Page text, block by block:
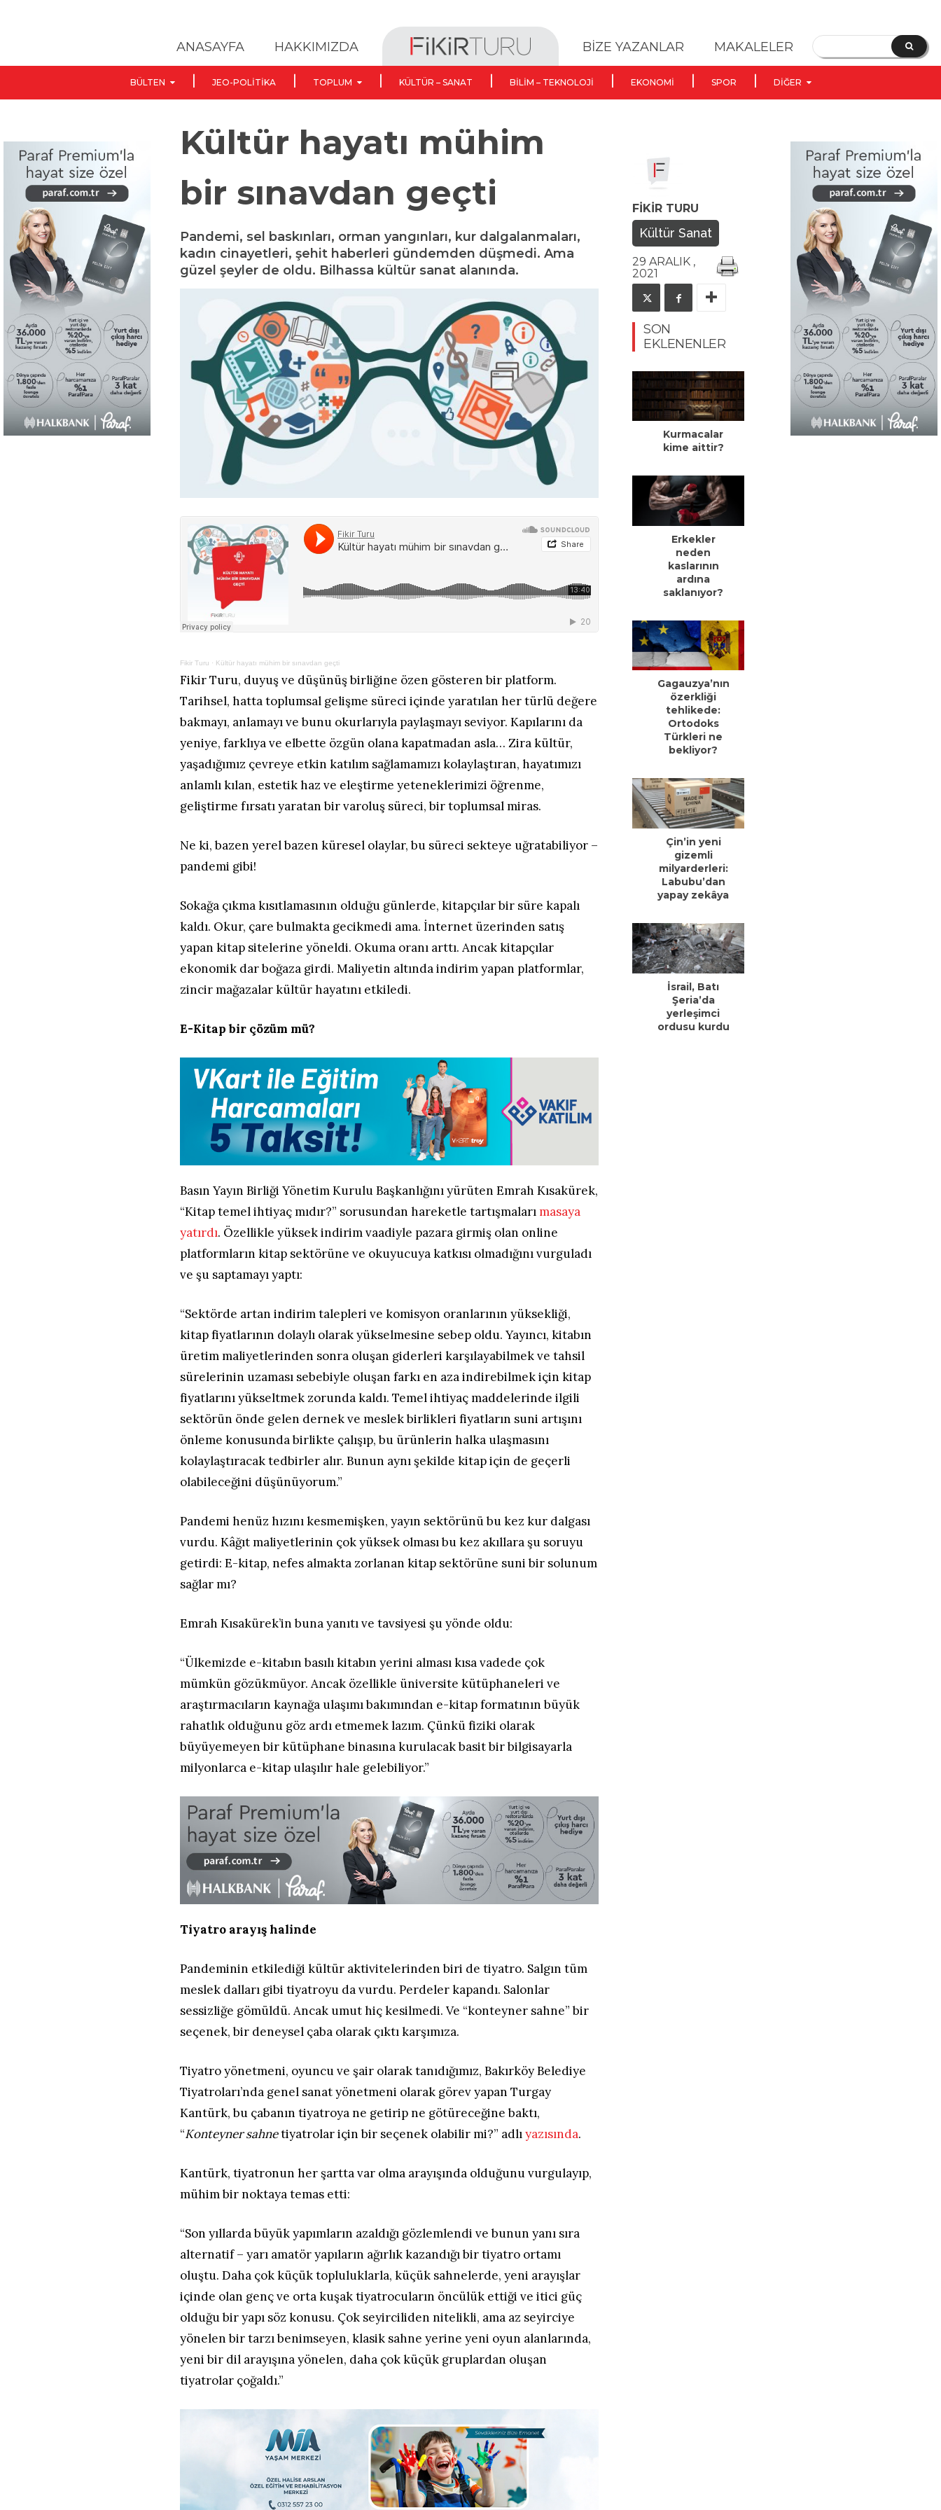
ANASAYFA HAKKIMIZDA BİZE YAZANLAR MAKALELER
BÜLTEN JEO-POLITIKA TOPLUM KÜLTÜR – SANAT BILIM – TEKNOLOJI EKONOMI SPOR DIĞER
Kültür hayatı mühim
bir sınavdan geçti
Pandemi, sel baskınları, orman yangınları, kur dalgalanmaları,
kadın cinayetleri, şehit haberleri gündemden düşmedi. Ama
güzel şeyler de oldu. Bilhassa kültür sanat alanında.
Fikir Turu · Kültür hayatı mühim bir sınavdan geçti
Fikir Turu, duyuş ve düşünüş birliğine özen gösteren bir platform.
Tarihsel, hatta toplumsal gelişme süreci içinde yaratılan her türlü değere
bakmayı, anlamayı ve bunu okurlarıyla paylaşmayı seviyor. Kapılarını da
yeniye, farklıya ve elbette özgün olana kapatmadan asla… Zira kültür,
yaşadığımız çevreye etkin katılım sağlamamızı kolaylaştıran, hayatımızı
anlamlı kılan, estetik haz ve eleştirme yeteneklerimizi öğrenme,
geliştirme fırsatı yaratan bir varoluş süreci, bir toplumsal miras.
Ne ki, bazen yerel bazen küresel olaylar, bu süreci sekteye uğratabiliyor –
pandemi gibi!
Sokağa çıkma kısıtlamasının olduğu günlerde, kitapçılar bir süre kapalı
kaldı. Okur, çare bulmakta gecikmedi ama. İnternet üzerinden satış
yapan kitap sitelerine yöneldi. Okuma oranı arttı. Ancak kitapçılar
ekonomik dar boğaza girdi. Maliyetin altında indirim yapan platformlar,
zincir mağazalar kültür hayatını etkiledi.
E-Kitap bir çözüm mü?
Basın Yayın Birliği Yönetim Kurulu Başkanlığını yürüten Emrah Kısakürek,
“Kitap temel ihtiyaç mıdır?” sorusundan hareketle tartışmalarımasaya
yatırdı. Özellikle yüksek indirim vaadiyle pazara girmiş olan online
platformların kitap sektörüne ve okuyucuya katkısı olmadığını vurguladı
ve şu saptamayı yaptı:
“Sektörde artan indirim talepleri ve komisyon oranlarının yüksekliği,
kitap fiyatlarının dolaylı olarak yükselmesine sebep oldu. Yayıncı, kitabın
üretim maliyetlerinden sonra oluşan giderleri karşılayabilmek ve tahsil
sürelerinin uzaması sebebiyle oluşan farkı en aza indirebilmek için kitap
fiyatlarını yükseltmek zorunda kaldı. Temel ihtiyaç maddelerinde ilgili
sektörün önde gelen dernek ve meslek birlikleri fiyatların suni artışını
önleme konusunda birlikte çalışıp, bu ürünlerin halka ulaşmasını
kolaylaştıracak tedbirler alır. Bunun aynı şekilde kitap için de geçerli
olabileceğini düşünüyorum.”
Pandemi henüz hızını kesmemişken, yayın sektörünü bu kez kur dalgası
vurdu. Kâğıt maliyetlerinin çok yüksek olması bu kez akıllara şu soruyu
getirdi: E-kitap, nefes almakta zorlanan kitap sektörüne suni bir solunum
sağlar mı?
Emrah Kısakürek’in buna yanıtı ve tavsiyesi şu yönde oldu:
“Ülkemizde e-kitabın basılı kitabın yerini alması kısa vadede çok
mümkün gözükmüyor. Ancak özellikle üniversite kütüphaneleri ve
araştırmacıların kaynağa ulaşımı bakımından e-kitap formatının büyük
rahatlık olduğunu göz ardı etmemek lazım. Çünkü fiziki olarak
büyüyemeyen bir kütüphane binasına kurulacak basit bir bilgisayarla
milyonlarca e-kitap ulaşılır hale gelebiliyor.”
Tiyatro arayış halinde
Pandeminin etkilediği kültür aktivitelerinden biri de tiyatro. Salgın tüm
meslek dalları gibi tiyatroyu da vurdu. Perdeler kapandı. Salonlar
sessizliğe gömüldü. Ancak umut hiç kesilmedi. Ve “konteyner sahne” bir
seçenek, bir deneysel çaba olarak çıktı karşımıza.
Tiyatro yönetmeni, oyuncu ve şair olarak tanıdığımız, Bakırköy Belediye
Tiyatroları’nda genel sanat yönetmeni olarak görev yapan Turgay
Kantürk, bu çabanın tiyatroya ne getirip ne götüreceğine baktı,
“Konteyner sahnetiyatrolar için bir seçenek olabilir mi?” adlıyazısında.
Kantürk, tiyatronun her şartta var olma arayışında olduğunu vurgulayıp,
mühim bir noktaya temas etti:
“Son yıllarda büyük yapımların azaldığı gözlemlendi ve bunun yanı sıra
alternatif – yarı amatör yapıların ağırlık kazandığı bir tiyatro ortamı
oluştu. Daha çok küçük topluluklarla, küçük sahnelerde, yeni arayışlar
içinde olan genç ve orta kuşak tiyatrocuların öncülük ettiği ve itici güç
olduğu bir yapı söz konusu. Çok seyirciliden nitelikli, ama az seyirciye
yönelen bir tarzı benimseyen, klasik sahne yerine yeni oyun alanlarında,
yeni bir dil arayışına yönelen, daha çok küçük gruplardan oluşan
tiyatrolar çoğaldı.”
FIKIR TURU
Kültür Sanat
29 ARALIK ,
2021
SON
EKLENENLER
Kurmacalar
kime aittir?
Erkekler
neden
kaslarının
ardına
saklanıyor?
Gagauzya’nın
özerkliği
tehlikede:
Ortodoks
Türkleri ne
bekliyor?
Çin’in yeni
gizemli
milyarderleri:
Labubu’dan
yapay zekâya
İsrail, Batı
Şeria’da
yerleşimci
ordusu kurdu